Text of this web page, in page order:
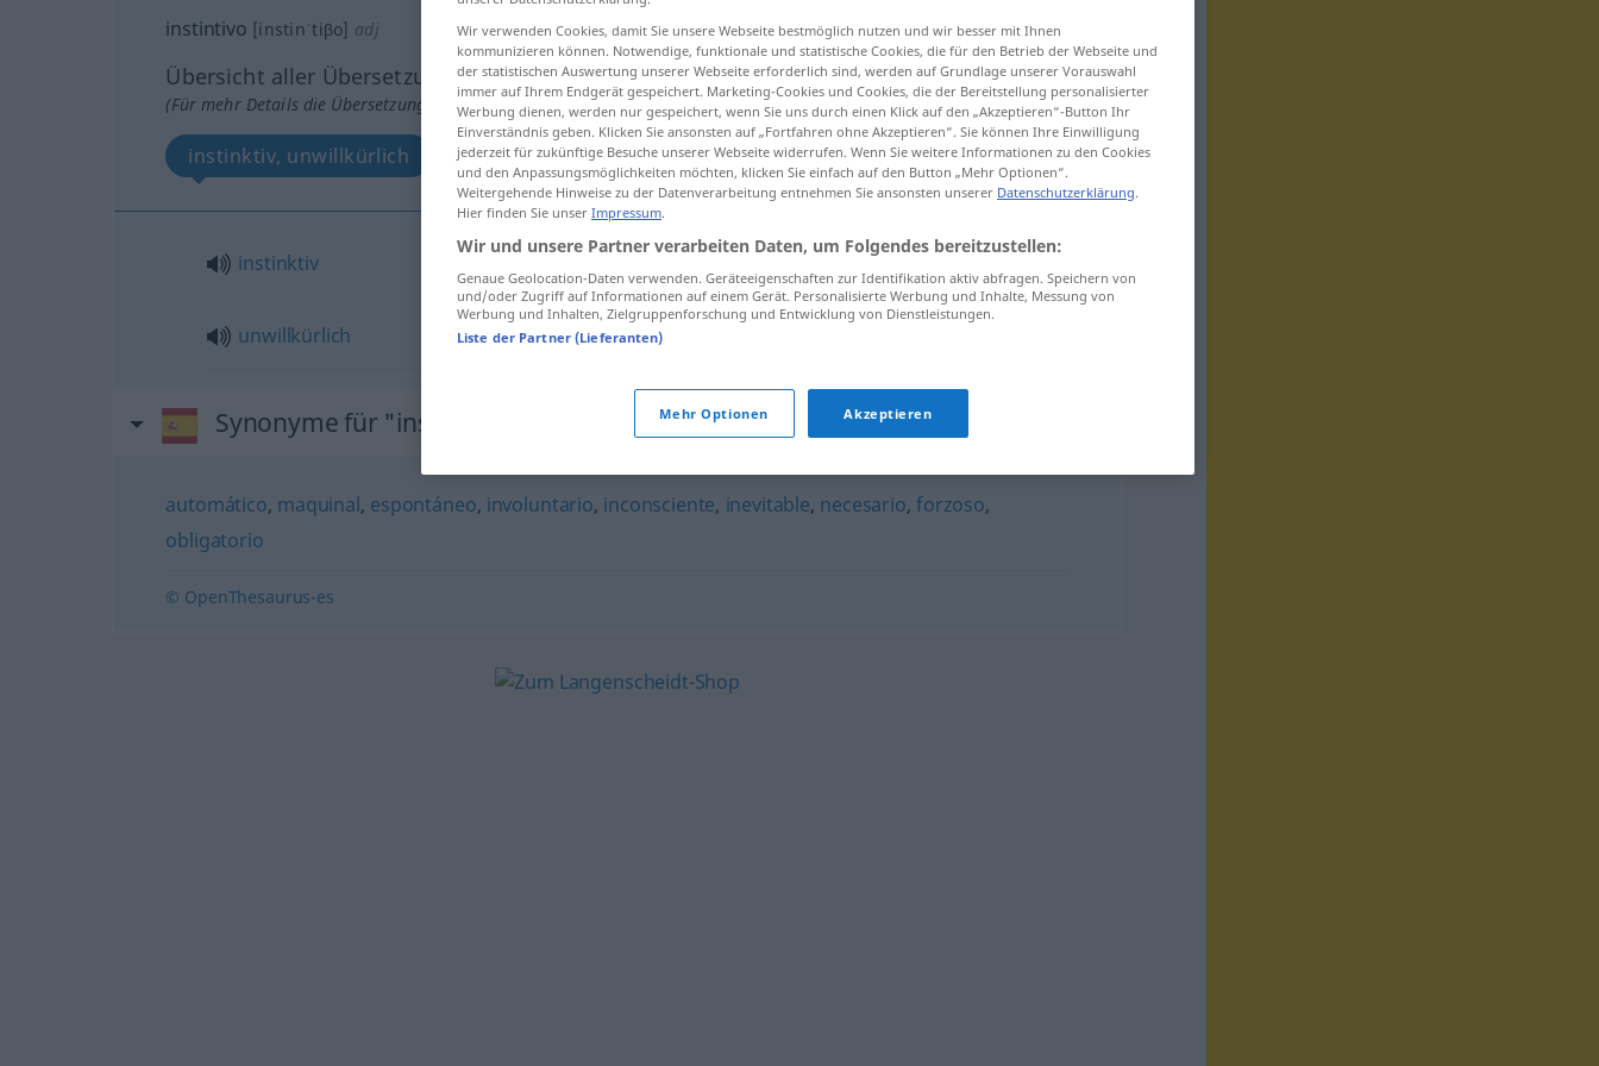
instintivo [instinˈtiβo] adj
Übersicht aller Übersetzungen
(Für mehr Details die Übersetzung anklicken/antippen)
instinktiv, unwillkürlich
instinktiv
unwillkürlich
Synonyme für "instintivo"
automático, maquinal, espontáneo, involuntario, inconsciente, inevitable, necesario,forzoso,
obligatorio
© OpenThesaurus-es
Wir verwenden Cookies, damit Sie unsere Webseite bestmöglich nutzen und wir besser mit Ihnen
kommunizieren können. Notwendige, funktionale und statistische Cookies, die für den Betrieb der Webseite und
der statistischen Auswertung unserer Webseite erforderlich sind, werden auf Grundlage unserer Vorauswahl
immer auf Ihrem Endgerät gespeichert. Marketing-Cookies und Cookies, die der Bereitstellung personalisierter
Werbung dienen, werden nur gespeichert, wenn Sie uns durch einen Klick auf den „Akzeptieren“-Button Ihr
Einverständnis geben. Klicken Sie ansonsten auf „Fortfahren ohne Akzeptieren“. Sie können Ihre Einwilligung
jederzeit für zukünftige Besuche unserer Webseite widerrufen. Wenn Sie weitere Informationen zu den Cookies
und den Anpassungsmöglichkeiten möchten, klicken Sie einfach auf den Button „Mehr Optionen“.
Weitergehende Hinweise zu der Datenverarbeitung entnehmen Sie ansonsten unserer Datenschutzerklärung.
Hier finden Sie unser Impressum.
Wir und unsere Partner verarbeiten Daten, um Folgendes bereitzustellen:
Genaue Geolocation-Daten verwenden. Geräteeigenschaften zur Identifikation aktiv abfragen. Speichern von
und/oder Zugriff auf Informationen auf einem Gerät. Personalisierte Werbung und Inhalte, Messung von
Werbung und Inhalten, Zielgruppenforschung und Entwicklung von Dienstleistungen.
Liste der Partner (Lieferanten)
Mehr Optionen Akzeptieren